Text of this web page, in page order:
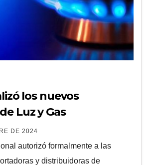
los nuevos
Luz y Gas
DE 2024
autorizó formalmente a las
y distribuidoras de